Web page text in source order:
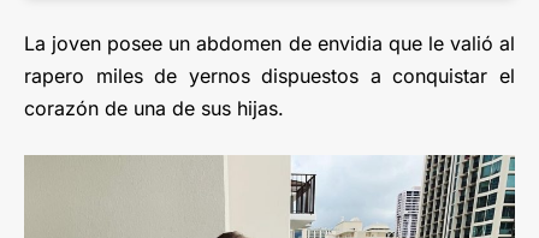
La joven posee un abdomen de envidia que le valió al
rapero miles de yernos dispuestos a conquistar el
corazón de una de sus hijas.